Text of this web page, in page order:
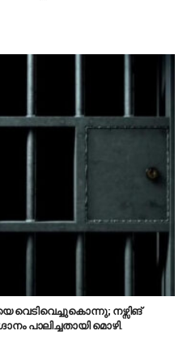
വെടിവെച്ചുകൊന്നു; നഴ്സിങ്
പാലിച്ചതായി മൊഴി.